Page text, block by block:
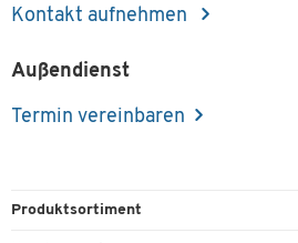
Kontakt aufnehmen
Außendienst
Termin vereinbaren
Produktsortiment